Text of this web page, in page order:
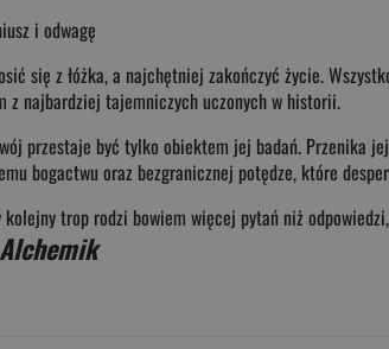
i odwagę
się z łóżka, a najchętniej zakończyć życie.
z najbardziej tajemniczych uczonych w historii.
przestaje być tylko obiektem jej badań. Przenika
bogactwu oraz bezgranicznej potędze, które
trop rodzi bowiem więcej pytań niż
Alchemik